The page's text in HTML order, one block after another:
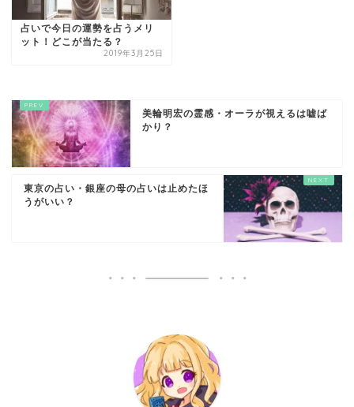
占いで今日の運勢を占うメリ
ット！どこが当たる？
2019年3月25日
美輪明宏の霊感・オーラが視えるは嘘ば
かり？
東京の占い・銀座の母の占いは止めたほ
うがいい？